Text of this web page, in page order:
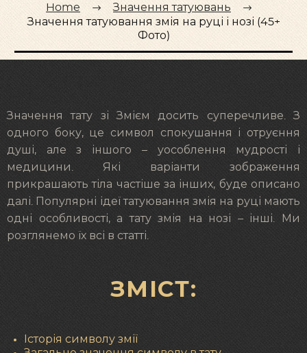
Home
Значення татуювань
Значення татуювання змія на руці і нозі (45+
Фото)
Значення тату зі Змієм досить суперечливе. З
одного боку, це символ спокушання і отруєння
душі, але з іншого – уособлення мудрості і
медицини. Які варіанти зображення
прикрашають тіла частіше за інших, буде описано
далі. Популярні ідеї татуювання змія на руці мають
одні особливості, а тату змія на нозі – інші. Ми
розглянемо їх всі в статті.
ЗМІСТ:
Історія символу змії